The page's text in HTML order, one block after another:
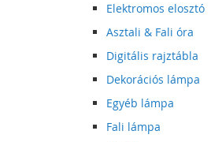
Elektromos elosztó
Asztali & Fali óra
Digitális rajztábla
Dekorációs lámpa
Egyéb lámpa
Fali lámpa